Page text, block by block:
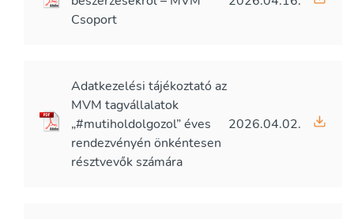
Csoport
Adatkezelési tájékoztató az
MVM tagvállalatok
„#mutiholdolgozol” éves
rendezvényén önkéntesen
résztvevők számára
2026.04.02.